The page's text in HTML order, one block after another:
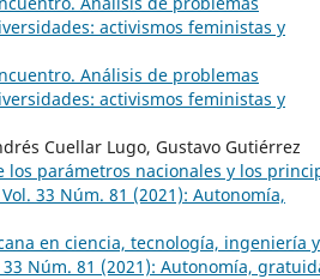
activismos feministas y
Análisis de problemas
activismos feministas y
Cuellar Lugo, Gustavo Gutiérrez
parámetros nacionales y los
33 Núm. 81 (2021): Autonomía,
en ciencia, tecnología, ingeniería y
Núm. 81 (2021): Autonomía,